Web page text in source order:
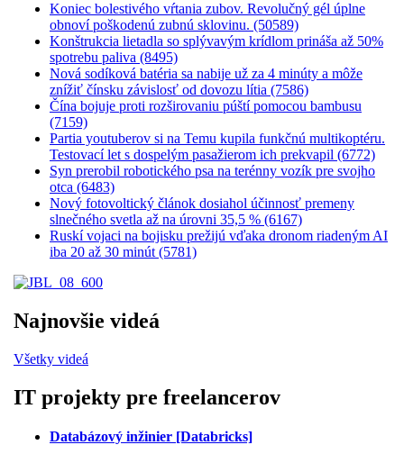
Koniec bolestivého vŕtania zubov. Revolučný gél úplne
obnoví poškodenú zubnú sklovinu. (50589)
Konštrukcia lietadla so splývavým krídlom prináša až 50%
spotrebu paliva (8495)
Nová sodíková batéria sa nabije už za 4 minúty a môže
znížiť čínsku závislosť od dovozu lítia (7586)
Čína bojuje proti rozširovaniu púští pomocou bambusu
(7159)
Partia youtuberov si na Temu kupila funkčnú multikoptéru.
Testovací let s dospelým pasažierom ich prekvapil (6772)
Syn prerobil robotického psa na terénny vozík pre svojho
otca (6483)
Nový fotovoltický článok dosiahol účinnosť premeny
slnečného svetla až na úrovni 35,5 % (6167)
Ruskí vojaci na bojisku prežijú vďaka dronom riadeným AI
iba 20 až 30 minút (5781)
Najnovšie videá
Všetky videá
IT projekty pre freelancerov
Databázový inžinier [Databricks]